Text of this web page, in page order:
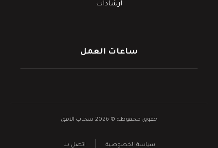
ارشادات
ساعات العمل
حقوق محفوظة © 2026 سحاب الافق
اتصل بنا سياسة الخصوصية